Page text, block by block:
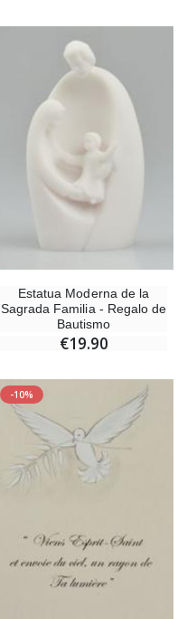
Estatua Moderna de la
Sagrada Familia - Regalo de
Bautismo
€19.90
-10%